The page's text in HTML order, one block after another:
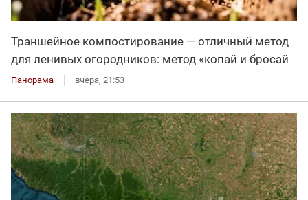
Траншейное компостирование — отличный метод
для ленивых огородников: метод «копай и бросай
Панорама вчера, 21:53